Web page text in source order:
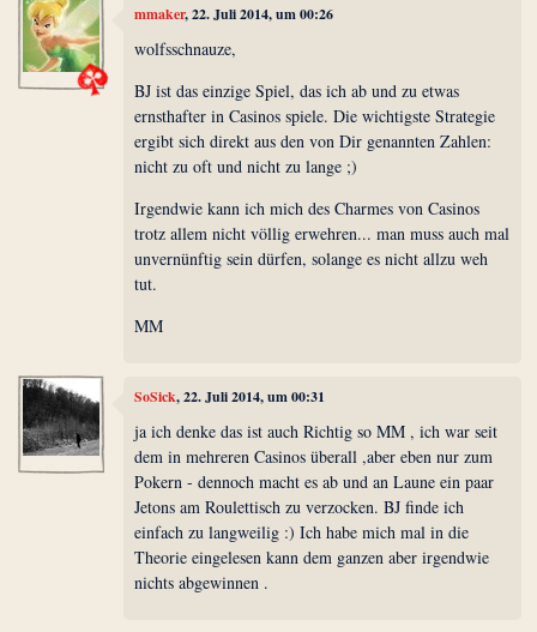
mmaker, 22. Juli 2014, um 00:26
wolfsschnauze,
BJ ist das einzige Spiel, das ich ab und zu etwas
ernsthafter in Casinos spiele. Die wichtigste Strategie
ergibt sich direkt aus den von Dir genannten Zahlen:
nicht zu oft und nicht zu lange ;)
Irgendwie kann ich mich des Charmes von Casinos
trotz allem nicht völlig erwehren... man muss auch mal
unvernünftig sein dürfen, solange es nicht allzu weh
tut.
MM
SoSick, 22. Juli 2014, um 00:31
ja ich denke das ist auch Richtig so MM , ich war seit
dem in mehreren Casinos überall ,aber eben nur zum
Pokern - dennoch macht es ab und an Laune ein paar
Jetons am Roulettisch zu verzocken. BJ finde ich
einfach zu langweilig :) Ich habe mich mal in die
Theorie eingelesen kann dem ganzen aber irgendwie
nichts abgewinnen .